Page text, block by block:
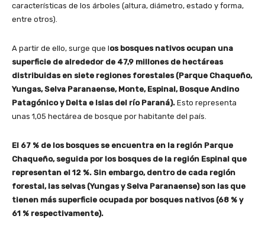
características de los árboles (altura, diámetro, estado y forma,
entre otros).
A partir de ello, surge que los bosques nativos ocupan una
superficie de alrededor de 47,9 millones de hectáreas
distribuidas en siete regiones forestales (Parque Chaqueño,
Yungas, Selva Paranaense, Monte, Espinal, Bosque Andino
Patagónico y Delta e Islas del río Paraná). Esto representa
unas 1,05 hectárea de bosque por habitante del país.
El 67 % de los bosques se encuentra en la región Parque
Chaqueño, seguida por los bosques de la región Espinal que
representan el 12 %. Sin embargo, dentro de cada región
forestal, las selvas (Yungas y Selva Paranaense) son las que
tienen más superficie ocupada por bosques nativos (68 % y
61 % respectivamente).